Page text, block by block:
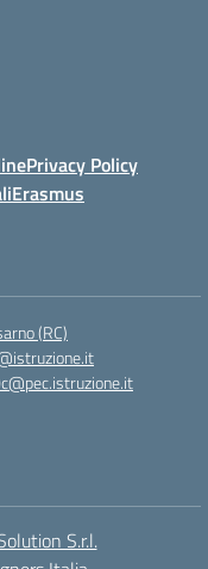
Privacy Policy
Erasmus
(RC)
S.r.l.